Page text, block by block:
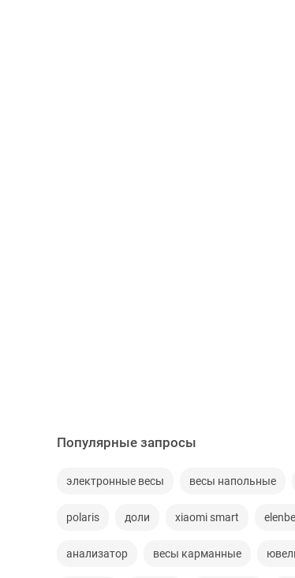
Популярные запросы
электронные весы весы напольные
polaris доли xiaomi smart
анализатор весы карманные